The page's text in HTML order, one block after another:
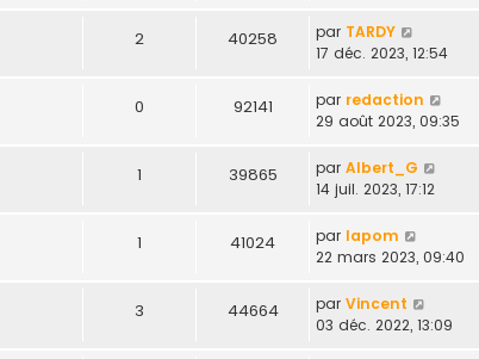
2 40258 par TARDY
17 déc. 2023, 12:54
0 92141 par redaction
29 août 2023, 09:35
1 39865 par Albert_G
14 juil. 2023, 17:12
1 41024 par lapom
22 mars 2023, 09:40
3 44664 par Vincent
03 déc. 2022, 13:09